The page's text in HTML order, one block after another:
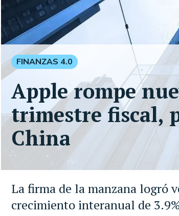
La firma de la manzana logró
crecimiento interanual de
FINANZAS 4.0
Apple rompe
trimestre fiscal,
China